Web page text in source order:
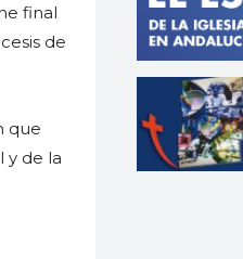
final
de
que
y de la